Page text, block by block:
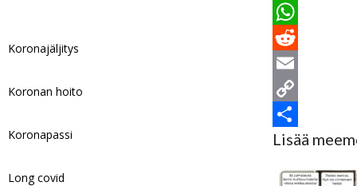
c
e
b
o
o
k
B
l
u
e
s
k
W
h
a
t
s
R
e
d
d
E
m
a
C
oSLisää
Koronajäljitys
Koronan hoito
Koronapassi
Long covid